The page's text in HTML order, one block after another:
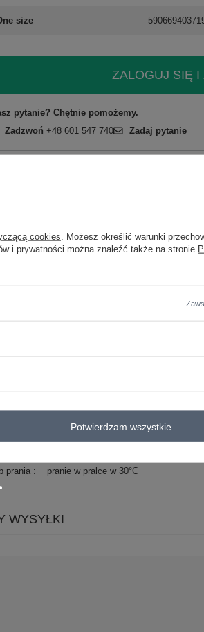
size
ZALOGUJ SIĘ I
pytanie? Chętnie pomożemy.
Zadzwoń +48 601 547 740 Zadaj pytanie
sukienka rozkloszowana
guziki wiązanie marszczenia
95% poliester 5% elastan
prania pranie w pralce w 30°C
WYSYŁKI
cookies . Możesz określić warunki
i prywatności można znaleźć także na stronie
Potwierdzam wszystkie